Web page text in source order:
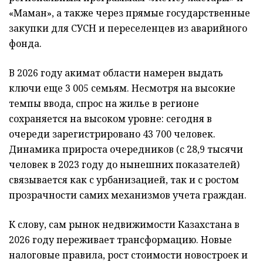
«Маман», а также через прямые государственные
закупки для СУСН и переселенцев из аварийного
фонда.
В 2026 году акимат области намерен выдать
ключи еще 3 005 семьям. Несмотря на высокие
темпы ввода, спрос на жилье в регионе
сохраняется на высоком уровне: сегодня в
очереди зарегистрировано 43 700 человек.
Динамика прироста очередников (с 28,9 тысячи
человек в 2023 году до нынешних показателей)
связывается как с урбанизацией, так и с ростом
прозрачности самих механизмов учета граждан.
К слову, сам рынок недвижимости Казахстана в
2026 году переживает трансформацию. Новые
налоговые правила, рост стоимости новостроек и